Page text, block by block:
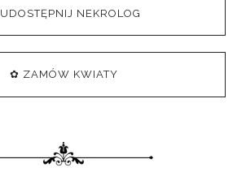
UDOSTĘPNIJ NEKROLOG
✿ ZAMÓW KWIATY